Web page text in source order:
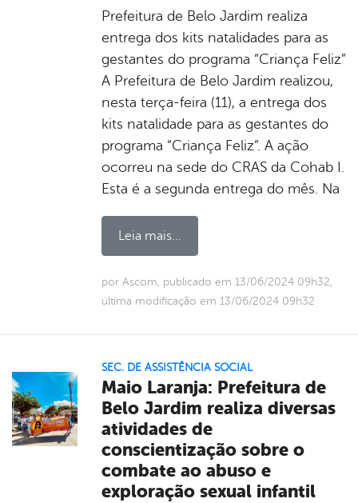
Prefeitura de Belo Jardim realiza
entrega dos kits natalidades para as
gestantes do programa “Criança Feliz”
A Prefeitura de Belo Jardim realizou,
nesta terça-feira (11), a entrega dos
kits natalidade para as gestantes do
programa “Criança Feliz”. A ação
ocorreu na sede do CRAS da Cohab I.
Esta é a segunda entrega do mês. Na
Leia mais...
por Ascom, publicado em 13/06/2024 09h32,
última modificação em 13/06/2024 09h32
SEC. DE ASSISTÊNCIA SOCIAL
Maio Laranja: Prefeitura de
Belo Jardim realiza diversas
atividades de
conscientização sobre o
combate ao abuso e
exploração sexual infantil